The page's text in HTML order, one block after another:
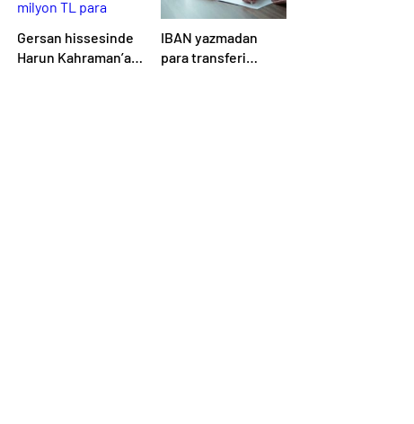
Gersan hissesinde
Harun Kahraman’a
IBAN yazmadan
para transferi